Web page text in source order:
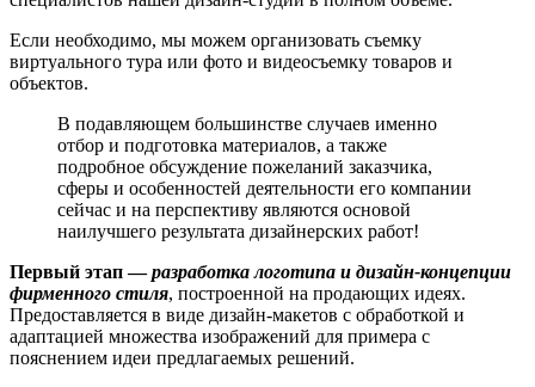
Если необходимо, мы можем организовать съемку
виртуального тура или фото и видеосъемку товаров и
объектов.
В подавляющем большинстве случаев именно
отбор и подготовка материалов, а также
подробное обсуждение пожеланий заказчика,
сферы и особенностей деятельности его компании
сейчас и на перспективу являются основой
наилучшего результата дизайнерских работ!
Первый этап —разработка логотипа и дизайн-концепции
фирменного стиля, построенной на продающих идеях.
Предоставляется в виде дизайн-макетов с обработкой и
адаптацией множества изображений для примера с
пояснением идеи предлагаемых решений.